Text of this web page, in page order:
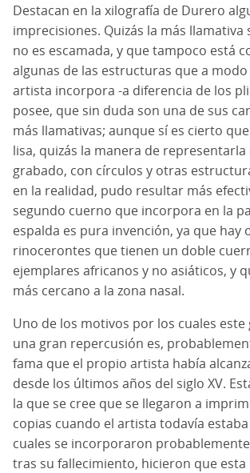
Destacan en la xilografía de Durero
imprecisiones. Quizás la más llamativa
no es escamada, y que tampoco está
algunas de las estructuras que a
artista incorpora -a diferencia de los
posee, que sin duda son una de sus
más llamativas; aunque sí es cierto
lisa, quizás la manera de representarla
grabado, con círculos y otras
en la realidad, pudo resultar más
segundo cuerno que incorpora en la
espalda es pura invención, ya que hay
rinocerontes que tienen un doble
ejemplares africanos y no asiáticos, y
más cercano a la zona nasal.
Uno de los motivos por los cuales
una gran repercusión es,
fama que el propio artista había
desde los últimos años del siglo XV.
la que se cree que se llegaron a
copias cuando el artista todavía estaba
cuales se incorporaron
tras su fallecimiento, hicieron que esta